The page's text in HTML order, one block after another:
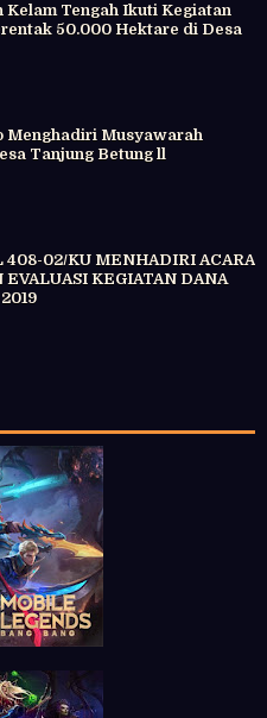
Kelam Tengah Ikuti Kegiatan
50.000 Hektare di Desa
Menghadiri Musyawarah
Tanjung Betung ll
408-02/KU MENHADIRI ACARA
KEGIATAN DANA